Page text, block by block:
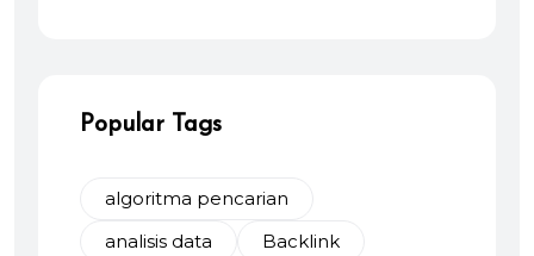
Popular Tags
algoritma pencarian
analisis data
Backlink